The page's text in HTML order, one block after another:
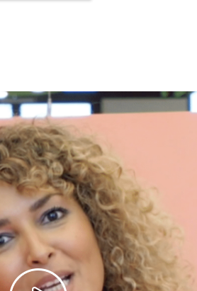
que vous souhaitez